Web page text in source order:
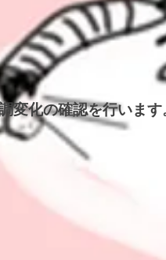
変化の確認を行います